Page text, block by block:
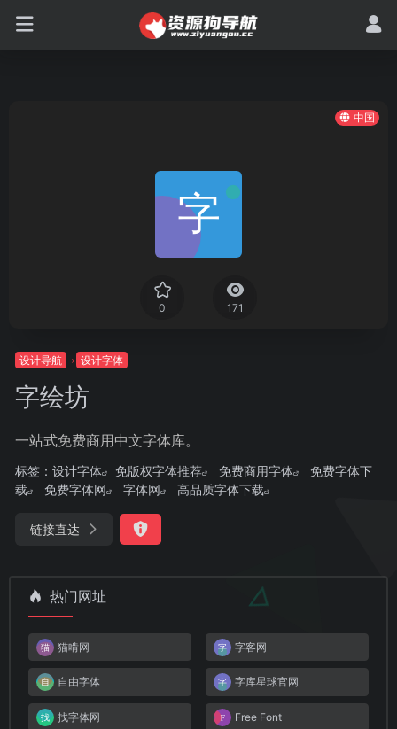
中国
0 171
设计导航 设计字体
字绘坊
一站式免费商用中文字体库。
标签： 设计字体 免版权字体推荐 免费商用字体
免费字体下
载
免费字体网 字体网 高品质字体下载
链接直达
热门网址
猫啃网 字客网
自由字体 字库星球官网
找字体网 Free Font